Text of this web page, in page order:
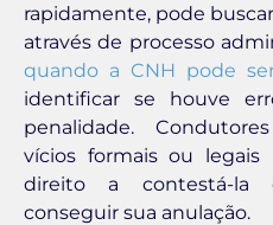
rapidamente, pode
através de processo
quando a CNH pode
identificar se houve
penalidade.
vícios formais ou legais
direito a contestá-la
conseguir sua anulação.